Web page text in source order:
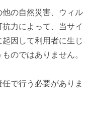
の自然災害、ウィル
力によって、当サイ
因して利用者に生じ
のではありません。
で行う必要がありま